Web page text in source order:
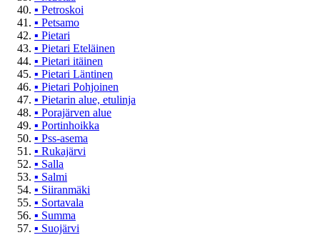
▪ Petroskoi
▪ Petsamo
▪ Pietari
▪ Pietari Eteläinen
▪ Pietari itäinen
▪ Pietari Läntinen
▪ Pietari Pohjoinen
▪ Pietarin alue, etulinja
▪ Porajärven alue
▪ Portinhoikka
▪ Pss-asema
▪ Rukajärvi
▪ Salla
▪ Salmi
▪ Siiranmäki
▪ Sortavala
▪ Summa
▪ Suojärvi